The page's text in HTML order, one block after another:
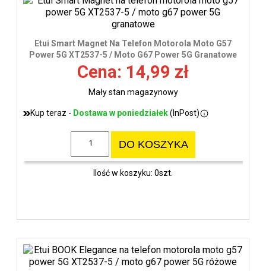
Etui Smart Magnet Na Telefon Motorola Moto G57
Power 5G XT2537-5 / Moto G67 Power 5G Granatowe
Cena: 14,99 zł
Mały stan magazynowy
Kup teraz - Dostawa w poniedziałek(InPost)
DO KOSZYKA
Ilość w koszyku: 0szt.